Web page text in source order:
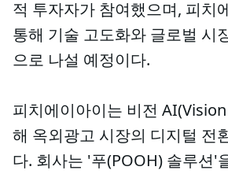
적 투자자가 참여했으며, 피치
통해 기술 고도화와 글로벌 시
으로 나설 예정이다.
피치에이아이는 비전
해 옥외광고 시장의 디지털 전
다. 회사는 '푸(POOH) 솔루션'